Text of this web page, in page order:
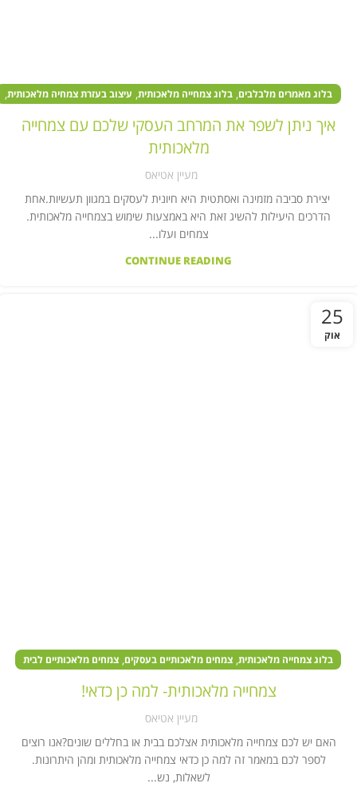
בלוג מאמרים מלבלבים, בלוג צמחייה מלאכותית, עיצוב בעזרת צמחיה מלאכותית,
קיר צמחייה מלאכותית
איך ניתן לשפר את המרחב העסקי שלכם עם צמחייה
מלאכותית
מעיין אטיאס
יצירת סביבה מזמינה ואסתטית היא חיונית לעסקים במגוון תעשיות.אחת
הדרכים היעילות להשיג זאת היא באמצעות שימוש בצמחייה מלאכותית.
צמחים ועלו...
CONTINUE READING
25
אוק
בלוג צמחייה מלאכותית, צמחים מלאכותיים בעסקים, צמחים מלאכותיים לבית
צמחייה מלאכותית- למה כן כדאי!
מעיין אטיאס
האם יש לכם צמחייה מלאכותית אצלכם בבית או בחללים שונים?אנו רוצים
לספר לכם במאמר זה למה כן כדאי צמחייה מלאכותית ומהן היתרונות.
לשאלות, נש...